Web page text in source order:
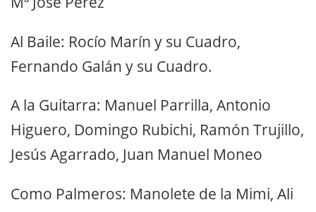
Al Baile: Rocío Marín y su Cuadro,
Fernando Galán y su Cuadro.
A la Guitarra: Manuel Parrilla, Antonio
Higuero, Domingo Rubichi, Ramón Trujillo,
Jesús Agarrado, Juan Manuel Moneo
Como Palmeros: Manolete de la Mimi, Ali